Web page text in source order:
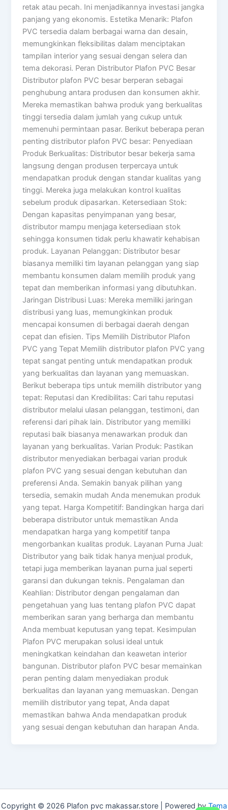
retak atau pecah. Ini menjadikannya investasi jangka
panjang yang ekonomis. Estetika Menarik: Plafon
PVC tersedia dalam berbagai warna dan desain,
memungkinkan fleksibilitas dalam menciptakan
tampilan interior yang sesuai dengan selera dan
tema dekorasi. Peran Distributor Plafon PVC Besar
Distributor plafon PVC besar berperan sebagai
penghubung antara produsen dan konsumen akhir.
Mereka memastikan bahwa produk yang berkualitas
tinggi tersedia dalam jumlah yang cukup untuk
memenuhi permintaan pasar. Berikut beberapa peran
penting distributor plafon PVC besar: Penyediaan
Produk Berkualitas: Distributor besar bekerja sama
langsung dengan produsen terpercaya untuk
mendapatkan produk dengan standar kualitas yang
tinggi. Mereka juga melakukan kontrol kualitas
sebelum produk dipasarkan. Ketersediaan Stok:
Dengan kapasitas penyimpanan yang besar,
distributor mampu menjaga ketersediaan stok
sehingga konsumen tidak perlu khawatir kehabisan
produk. Layanan Pelanggan: Distributor besar
biasanya memiliki tim layanan pelanggan yang siap
membantu konsumen dalam memilih produk yang
tepat dan memberikan informasi yang dibutuhkan.
Jaringan Distribusi Luas: Mereka memiliki jaringan
distribusi yang luas, memungkinkan produk
mencapai konsumen di berbagai daerah dengan
cepat dan efisien. Tips Memilih Distributor Plafon
PVC yang Tepat Memilih distributor plafon PVC yang
tepat sangat penting untuk mendapatkan produk
yang berkualitas dan layanan yang memuaskan.
Berikut beberapa tips untuk memilih distributor yang
tepat: Reputasi dan Kredibilitas: Cari tahu reputasi
distributor melalui ulasan pelanggan, testimoni, dan
referensi dari pihak lain. Distributor yang memiliki
reputasi baik biasanya menawarkan produk dan
layanan yang berkualitas. Varian Produk: Pastikan
distributor menyediakan berbagai varian produk
plafon PVC yang sesuai dengan kebutuhan dan
preferensi Anda. Semakin banyak pilihan yang
tersedia, semakin mudah Anda menemukan produk
yang tepat. Harga Kompetitif: Bandingkan harga dari
beberapa distributor untuk memastikan Anda
mendapatkan harga yang kompetitif tanpa
mengorbankan kualitas produk. Layanan Purna Jual:
Distributor yang baik tidak hanya menjual produk,
tetapi juga memberikan layanan purna jual seperti
garansi dan dukungan teknis. Pengalaman dan
Keahlian: Distributor dengan pengalaman dan
pengetahuan yang luas tentang plafon PVC dapat
memberikan saran yang berharga dan membantu
Anda membuat keputusan yang tepat. Kesimpulan
Plafon PVC merupakan solusi ideal untuk
meningkatkan keindahan dan keawetan interior
bangunan. Distributor plafon PVC besar memainkan
peran penting dalam menyediakan produk
berkualitas dan layanan yang memuaskan. Dengan
memilih distributor yang tepat, Anda dapat
memastikan bahwa Anda mendapatkan produk
yang sesuai dengan kebutuhan dan harapan Anda.
Copyright © 2026 Plafon pvc makassar.store | Powered byTema